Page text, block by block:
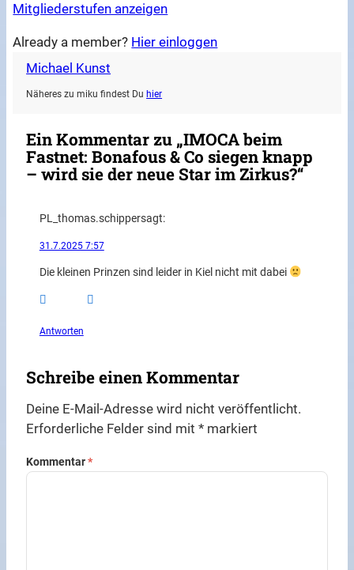
Mitgliederstufen anzeigen
Already a member? Hier einloggen
Michael Kunst
Näheres zu miku findest Duhier
Ein Kommentar zu „IMOCA beim
Fastnet: Bonafous & Co siegen knapp
– wird sie der neue Star im Zirkus?“
PL_thomas.schippersagt:
31.7.2025 7:57
Die kleinen Prinzen sind leider in Kiel nicht mit dabei
Antworten
Schreibe einen Kommentar
Deine E-Mail-Adresse wird nicht veröffentlicht.
Erforderliche Felder sind mit* markiert
Kommentar*